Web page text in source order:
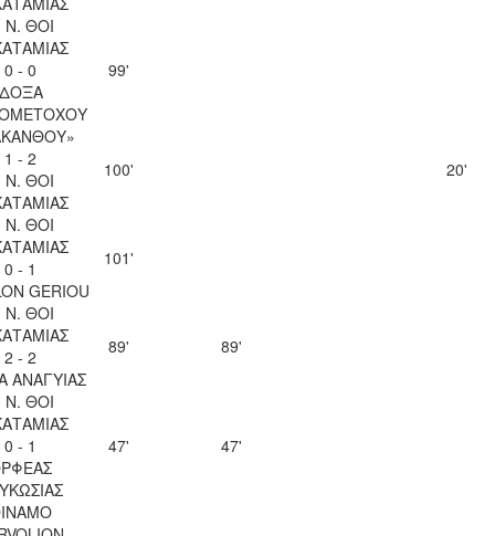
Ν. ΘΟΙ
0 - 0
99'
1 - 2
Ν. ΘΟΙ
100' 20'
Ν. ΘΟΙ
0 - 1
GERIOU
101'
Ν. ΘΟΙ
2 - 2
ΑΝΑΓΥΙΑΣ
89' 89'
Ν. ΘΟΙ
0 - 1
47' 47'